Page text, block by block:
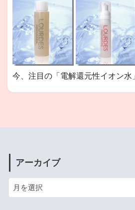
今、注目の「電解還元性イオン水
アーカイブ